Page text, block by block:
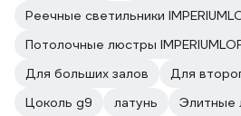
Реечные светильники
Потолочные люстры
Для больших залов
Для
Цоколь g9
латунь
Элитные